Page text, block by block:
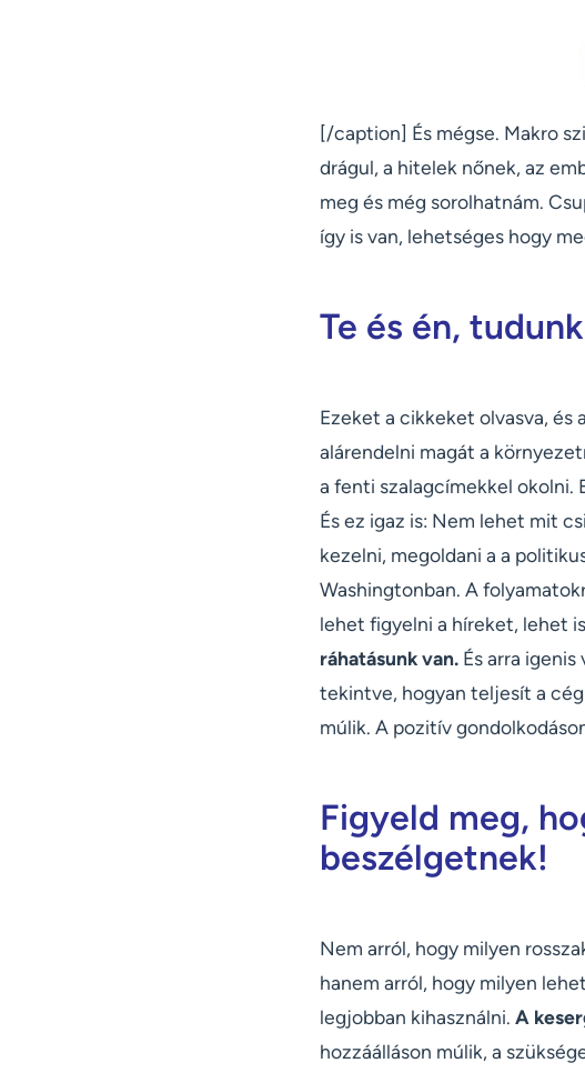
[/caption] És mégse. Makro
drágul, a hitelek nőnek, az
meg és még sorolhatnám.
így is van, lehetséges hogy
Te és én,
Ezeket a cikkeket olvasva, és
alárendelni magát a
a fenti szalagcímekkel okolni.
És ez igaz is: Nem lehet mit
kezelni, megoldani a a
Washingtonban. A
lehet figyelni a híreket, lehet
ráhatásunk van. És arra
tekintve, hogyan teljesít a
múlik. A pozitív
Figyeld meg,
beszélgetnek!
Nem arról, hogy milyen
hanem arról, hogy milyen
legjobban kihasználni. A
hozzáálláson múlik, a